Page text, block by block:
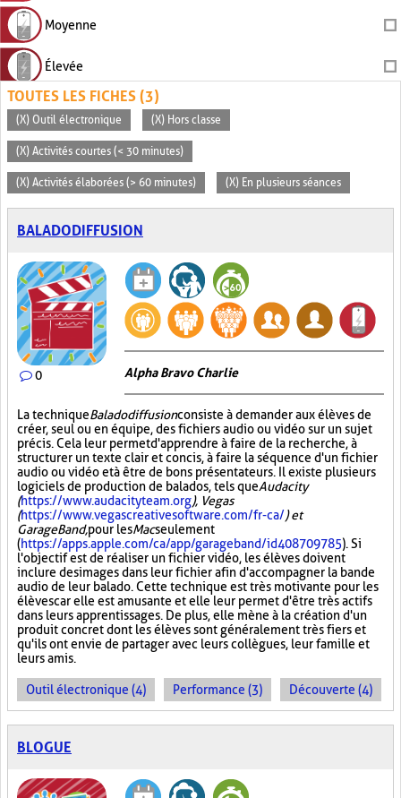
Moyenne
Élevée
TOUTES LES FICHES (3)
(X) Outil électronique (X) Hors classe
(X) Activités courtes (< 30 minutes)
(X) Activités élaborées (> 60 minutes) (X) En plusieurs séances
BALADODIFFUSION
0 Alpha Bravo Charlie
La techniqueBaladodiffusionconsiste à demander aux élèves de
créer, seul ou en équipe, des fichiers audio ou vidéo sur un sujet
précis. Cela leur permet d'apprendre à faire de la recherche, à
structurer un texte clair et concis, à faire la séquence d'un fichier
audio ou vidéo et à être de bons présentateurs. Il existe plusieurs
logiciels de production de balados, tels queAudacity
(https://www.audacityteam.org), Vegas
(https://www.vegascreativesoftware.com/fr-ca/) et
GarageBand,pour lesMacseulement
(https://apps.apple.com/ca/app/garageband/id408709785). Si
l'objectif est de réaliser un fichier vidéo, les élèves doivent
inclure des images dans leur fichier afin d'accompagner la bande
audio de leur balado. Cette technique est très motivante pour les
élèves car elle est amusante et elle leur permet d'être très actifs
dans leurs apprentissages. De plus, elle mène à la création d'un
produit concret dont les élèves sont généralement très fiers et
qu'ils ont envie de partager avec leurs collègues, leur famille et
leurs amis.
Outil électronique (4) Performance (3) Découverte (4)
BLOGUE